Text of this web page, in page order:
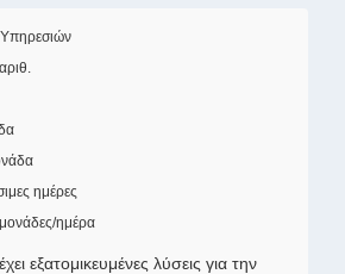
ημέρες
ημέρα
εξατομικευμένες λύσεις για την